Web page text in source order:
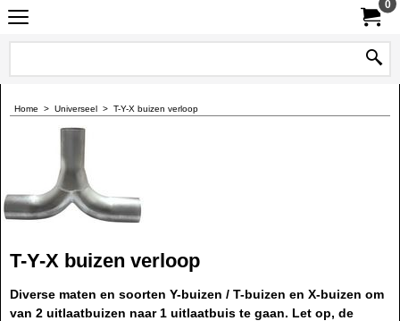
0
Home > Universeel > T-Y-X buizen verloop
T-Y-X buizen verloop
Diverse maten en soorten Y-buizen / T-buizen en X-buizen om
van 2 uitlaatbuizen naar 1 uitlaatbuis te gaan. Let op, de